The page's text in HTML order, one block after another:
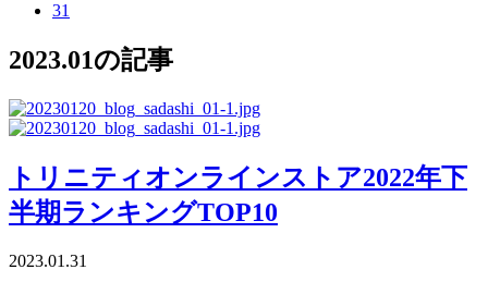
31
2023.01の記事
トリニティオンラインストア2022年下
半期ランキングTOP10
2023.01.31